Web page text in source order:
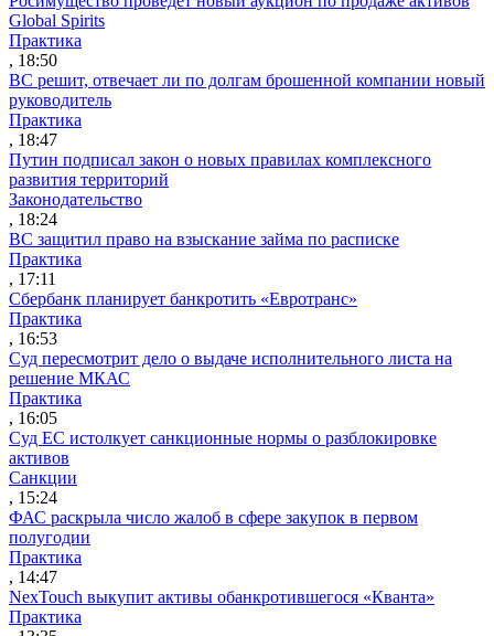
Global Spirits
Практика
, 18:50
ВС решит, отвечает ли по долгам брошенной компании новый
руководитель
Практика
, 18:47
Путин подписал закон о новых правилах комплексного
развития территорий
Законодательство
, 18:24
ВС защитил право на взыскание займа по расписке
Практика
, 17:11
Сбербанк планирует банкротить «Евротранс»
Практика
, 16:53
Суд пересмотрит дело о выдаче исполнительного листа на
решение МКАС
Практика
, 16:05
Суд ЕС истолкует санкционные нормы о разблокировке
активов
Санкции
, 15:24
ФАС раскрыла число жалоб в сфере закупок в первом
полугодии
Практика
, 14:47
NexTouch выкупит активы обанкротившегося «Кванта»
Практика